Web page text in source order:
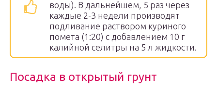
воды). В дальнейшем, 5 раз через
каждые 2-3 недели производят
подливание раствором куриного
помета (1:20) с добавлением 10 г
калийной селитры на 5 л жидкости.
Посадка в открытый грунт